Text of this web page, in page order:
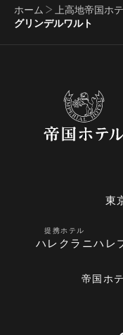
ホーム 上高地帝国ホ
グリンデルワルト
東
提携ホテル
ハレクラニハレ
帝国ホ